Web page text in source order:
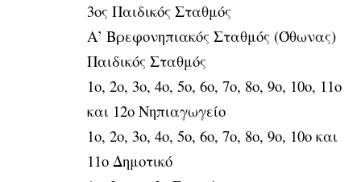
3oς Παιδικός Σταθμός
Α’ Βρεφονηπιακός Σταθμός (Όθωνας)
Παιδικός Σταθμός
1ο, 2ο, 3ο, 4ο, 5ο, 6ο, 7ο, 8ο, 9ο, 10ο, 11ο
και 12ο Νηπιαγωγείο
1ο, 2ο, 3ο, 4ο, 5ο, 6ο, 7ο, 8ο, 9ο, 10ο και
11ο Δημοτικό